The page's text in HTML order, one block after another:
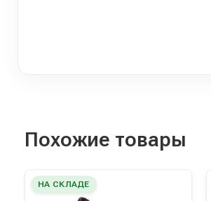
Похожие товары
НА СКЛАДЕ